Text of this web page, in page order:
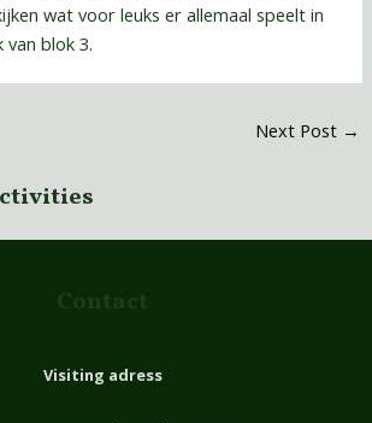
wat voor leuks er allemaal speelt in
blok 3.
Next Post →
Contact
Visiting adress